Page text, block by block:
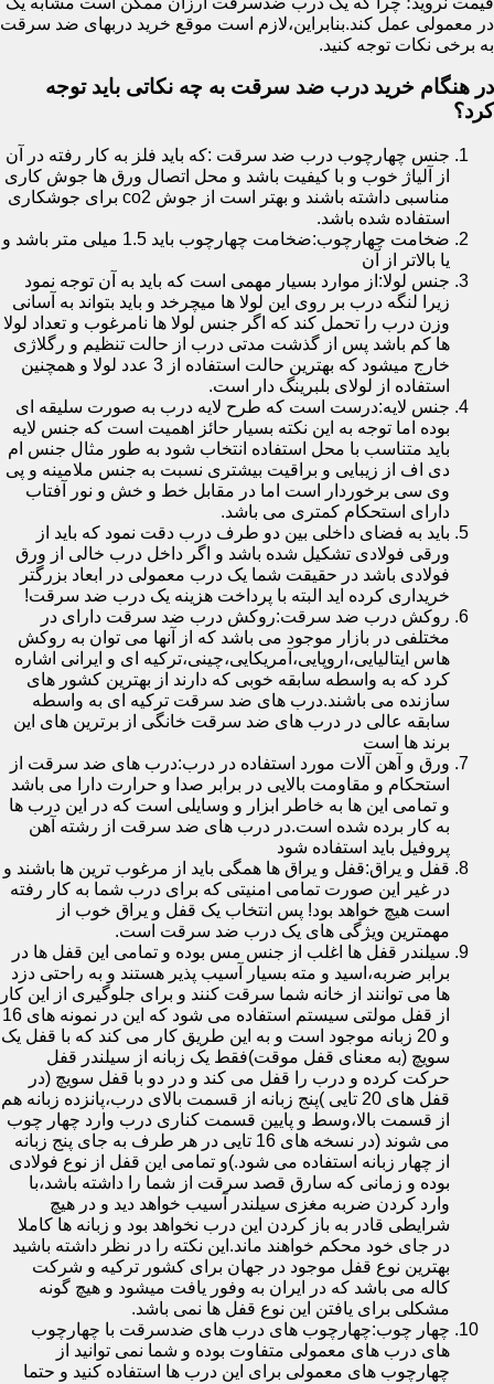
در معمولی عمل کند.بنابراین،لازم است موقع خرید دربهای ضد سرقت
به برخی نکات توجه کنید.
در هنگام خرید درب ضد سرقت به چه نکاتی باید توجه
کرد؟
جنس چهارچوب درب ضد سرقت :که باید فلز به کار رفته در آن
از آلیاژ خوب و با کیفیت باشد و محل اتصال ورق ها جوش کاری
مناسبی داشته باشند و بهتر است از جوش co2 برای جوشکاری
استفاده شده باشد.
ضخامت چهارچوب:ضخامت چهارچوب باید 1.5 میلی متر باشد و
یا بالاتر از آن
جنس لولا:از موارد بسیار مهمی است که باید به آن توجه نمود
زیرا لنگه درب بر روی این لولا ها میچرخد و باید بتواند به آسانی
وزن درب را تحمل کند که اگر جنس لولا ها نامرغوب و تعداد لولا
ها کم باشد پس از گذشت مدتی درب از حالت تنظیم و رگلاژی
خارج میشود که بهترین حالت استفاده از 3 عدد لولا و همچنین
استفاده از لولای بلبرینگ دار است.
جنس لایه:درست است که طرح لایه درب به صورت سلیقه ای
بوده اما توجه به این نکته بسیار حائز اهمیت است که جنس لایه
باید متناسب با محل استفاده انتخاب شود به طور مثال جنس ام
دی اف از زیبایی و براقیت بیشتری نسبت به جنس ملامینه و پی
وی سی برخوردار است اما در مقابل خط و خش و نور آفتاب
دارای استحکام کمتری می باشد.
باید به فضای داخلی بین دو طرف درب دقت نمود که باید از
ورقی فولادی تشکیل شده باشد و اگر داخل درب خالی از ورق
فولادی باشد در حقیقت شما یک درب معمولی در ابعاد بزرگتر
خریداری کرده اید البته با پرداخت هزینه یک درب ضد سرقت!
روکش درب ضد سرقت:روکش درب ضد سرقت دارای در
مختلفی در بازار موجود می باشد که از آنها می توان به روکش
هاس ایتالیایی،اروپایی،آمریکایی،چینی،ترکیه ای و ایرانی اشاره
کرد که به واسطه سابقه خوبی که دارند از بهترین کشور های
سازنده می باشند.درب های ضد سرقت ترکیه ای به واسطه
سابقه عالی در درب های ضد سرقت خانگی از برترین های این
برند ها است
ورق و آهن آلات مورد استفاده در درب:درب های ضد سرقت از
استحکام و مقاومت بالایی در برابر صدا و حرارت دارا می باشد
و تمامی این ها به خاطر ابزار و وسایلی است که در این درب ها
به کار برده شده است.در درب های ضد سرقت از رشته آهن
پروفیل باید استفاده شود
قفل و یراق:قفل و یراق ها همگی باید از مرغوب ترین ها باشند و
در غیر این صورت تمامی امنیتی که برای درب شما به کار رفته
است هیچ خواهد بود! پس انتخاب یک قفل و یراق خوب از
مهمترین ویژگی های یک درب ضد سرقت است.
سیلندر قفل ها اغلب از جنس مس بوده و تمامی این قفل ها در
برابر ضربه،اسید و مته بسیار آسیب پذیر هستند و به راحتی دزد
ها می توانند از خانه شما سرقت کنند و برای جلوگیری از این کار
از قفل مولتی سیستم استفاده می شود که این در نمونه های 16
و 20 زبانه موجود است و به این طریق کار می کند که با قفل یک
سویچ (به معنای قفل موقت)فقط یک زبانه از سیلندر قفل
حرکت کرده و درب را قفل می کند و در دو با قفل سویچ (در
قفل های 20 تایی )پنج زبانه از قسمت بالای درب،پانزده زبانه هم
از قسمت بالا،وسط و پایین قسمت کناری درب وارد چهار چوب
می شوند (در نسخه های 16 تایی در هر طرف به جای پنج زبانه
از چهار زبانه استفاده می شود.)و تمامی این قفل از نوع فولادی
بوده و زمانی که سارق قصد سرقت از شما را داشته باشد،با
وارد کردن ضربه مغزی سیلندر آسیب خواهد دید و در هیچ
شرایطی قادر به باز کردن این درب نخواهد بود و زبانه ها کاملا
در جای خود محکم خواهند ماند.این نکته را در نظر داشته باشید
بهترین نوع قفل موجود در جهان برای کشور ترکیه و شرکت
کاله می باشد که در ایران به وفور یافت میشود و هیچ گونه
مشکلی برای یافتن این نوع قفل ها نمی باشد.
چهار چوب:چهارچوب های درب های ضدسرقت با چهارچوب
های درب های معمولی متفاوت بوده و شما نمی توانید از
چهارچوب های معمولی برای این درب ها استفاده کنید و حتما